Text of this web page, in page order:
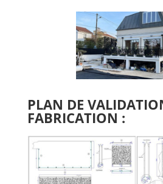
PLAN DE
FABRICATION :